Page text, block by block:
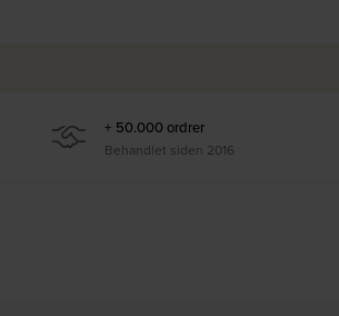
+ 50.000 ordrer
Behandlet siden 2016